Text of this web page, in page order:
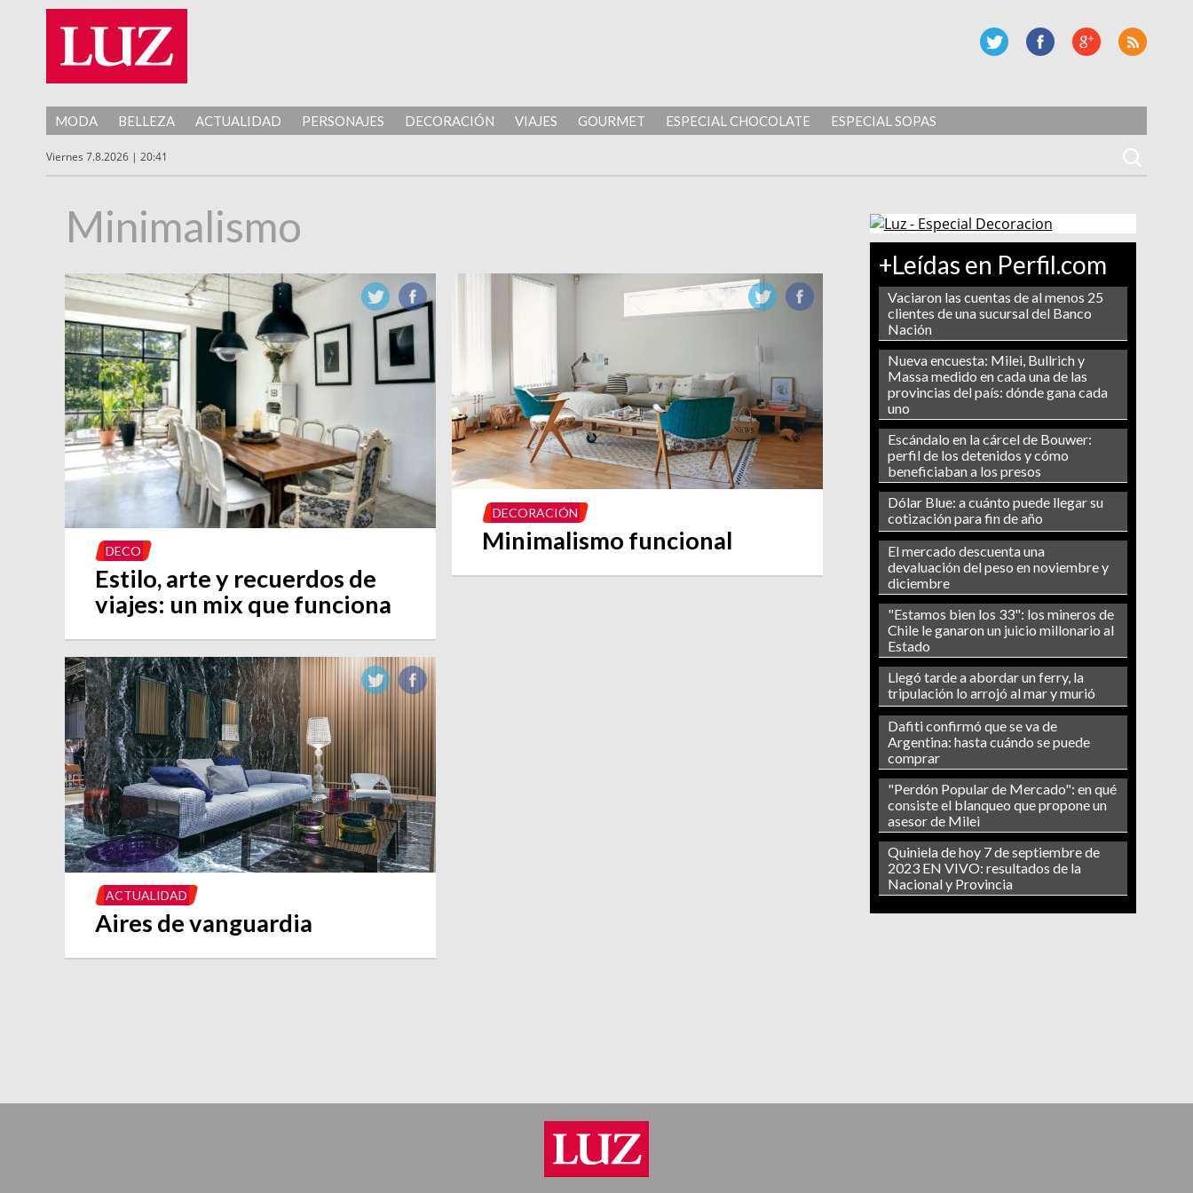
MODA BELLEZA ACTUALIDAD PERSONAJES DECORACIÓN VIAJES GOURMET ESPECIAL CHOCOLATE ESPECIAL SOPAS
Viernes 7.8.2026 | 20:41
+Leídas en Perfil.com
Vaciaron las cuentas de al menos 25
clientes de una sucursal del Banco
Nación
Nueva encuesta: Milei, Bullrich y
Massa medido en cada una de las
provincias del país: dónde gana cada
uno
Escándalo en la cárcel de Bouwer:
perfil de los detenidos y cómo
beneficiaban a los presos
Dólar Blue: a cuánto puede llegar su
cotización para fin de año
El mercado descuenta una
devaluación del peso en noviembre y
diciembre
"Estamos bien los 33": los mineros de
Chile le ganaron un juicio millonario al
Estado
Llegó tarde a abordar un ferry, la
tripulación lo arrojó al mar y murió
Dafiti confirmó que se va de
Argentina: hasta cuándo se puede
comprar
"Perdón Popular de Mercado": en qué
consiste el blanqueo que propone un
asesor de Milei
Quiniela de hoy 7 de septiembre de
2023 EN VIVO: resultados de la
Nacional y Provincia
Minimalismo
DECO
Estilo, arte y recuerdos de
viajes: un mix que funciona
DECORACIÓN
Minimalismo funcional
ACTUALIDAD
Aires de vanguardia